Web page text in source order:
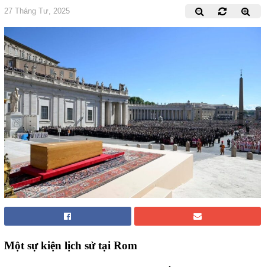
27 Tháng Tư, 2025
Một sự kiện lịch sử tại Rom